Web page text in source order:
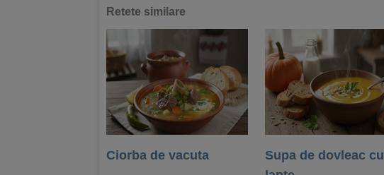
Retete similare
Ciorba de vacuta
Supa de dovleac cu